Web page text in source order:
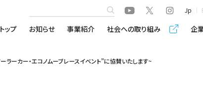
Jp
トップ お知らせ 事業紹介 社会への取り組み 企
ーカー・エコノムーブレースイベント”に協賛いたします~